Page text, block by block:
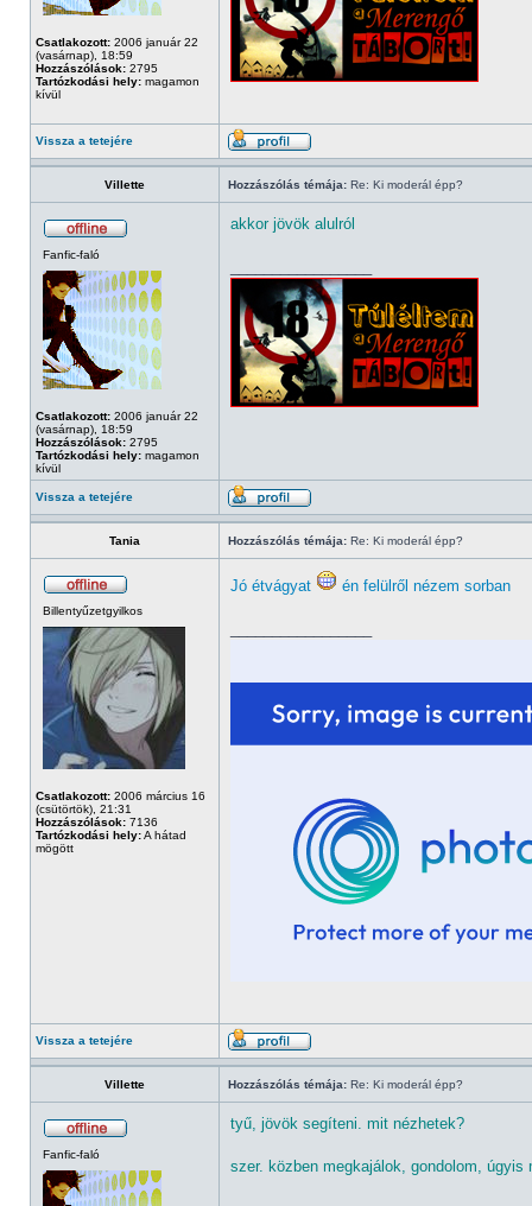
Csatlakozott: 2006 január 22
(vasárnap), 18:59
Hozzászólások: 2795
Tartózkodási hely: magamon
kívül
Vissza a tetejére
Villette Hozzászólás témája: Re: Ki moderál épp?
Fanfic-faló
Csatlakozott: 2006 január 22
(vasárnap), 18:59
Hozzászólások: 2795
Tartózkodási hely: magamon
kívül
akkor jövök alulról
Vissza a tetejére
Tania Hozzászólás témája: Re: Ki moderál épp?
Billentyűzetgyilkos
Csatlakozott: 2006 március 16
(csütörtök), 21:31
Hozzászólások: 7136
Tartózkodási hely:A hátad
mögött
Jó étvágyat én felülről nézem sorban
Vissza a tetejére
Villette Hozzászólás témája: Re: Ki moderál épp?
Fanfic-faló
tyű, jövök segíteni. mit nézhetek?
szer. közben megkajálok, gondolom, úgyis